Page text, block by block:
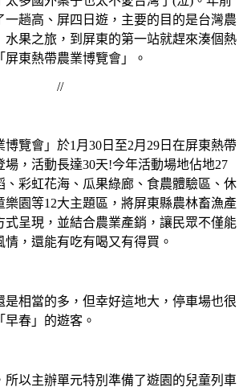
一趟高、屏四日遊，主要的目的是台灣農
水果之旅，到屏東的第一站就趕來湊個熱
屏東熱帶農業博覽會」。
//
博覽會」於1月30日至2月29日在屏東熱帶
場，活動長達30天!今年活動場地佔地27
、彩虹花海、瓜果綠廊、食農體驗區、休
樂園等12大主題區，將屏東縣農林畜漁產
式呈現，並結合農業產銷，讓民眾不僅能
，還能有吃有喝又有得買。
是相當的多，但幸好這地大，停車場也很
春」的遊客。
所以主辦單元特別準備了遊園的兒童列車